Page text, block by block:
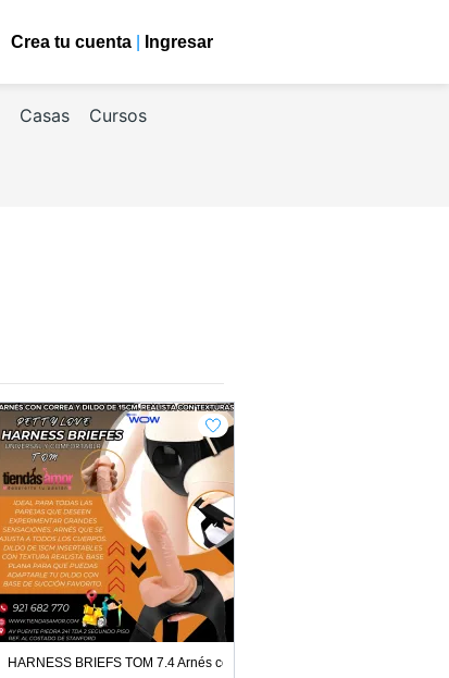
Crea tu cuenta Ingresar
Casas Cursos
HARNESS BRIEFS TOM 7.4 Arnés con Correa y Dildo Tom